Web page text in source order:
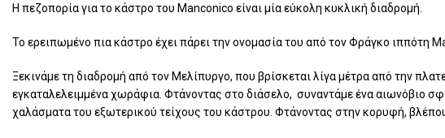
Η πεζοπορία για το κάστρο του Manconico είναι μία εύκολη κυκλική διαδρομή.
Το ερειπωμένο πια κάστρο έχει πάρει την ονομασία του από τον Φράγκο ιππότη
Ξεκινάμε τη διαδρομή από τον Μελίπυργο, που βρίσκεται λίγα μέτρα από την
εγκαταλελειμμένα χωράφια. Φτάνοντας στο διάσελο, συναντάμε ένα αιωνόβιο
χαλάσματα του εξωτερικού τείχους του κάστρου. Φτάνοντας στην κορυφή,